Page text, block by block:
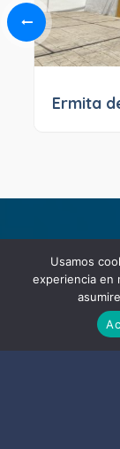
Ermita
Usamos
experiencia en